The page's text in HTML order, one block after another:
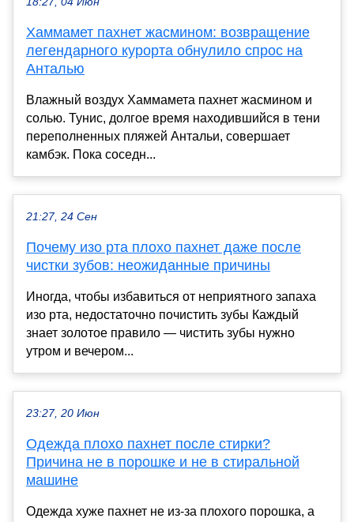
Хаммамет пахнет жасмином: возвращение
легендарного курорта обнулило спрос на
Анталью
Влажный воздух Хаммамета пахнет жасмином и
солью. Тунис, долгое время находившийся в тени
переполненных пляжей Антальи, совершает
камбэк. Пока соседн...
21:27, 24 Сен
Почему изо рта плохо пахнет даже после
чистки зубов: неожиданные причины
Иногда, чтобы избавиться от неприятного запаха
изо рта, недостаточно почистить зубы Каждый
знает золотое правило — чистить зубы нужно
утром и вечером...
23:27, 20 Июн
Одежда плохо пахнет после стирки?
Причина не в порошке и не в стиральной
машине
Одежда хуже пахнет не из-за плохого порошка, а